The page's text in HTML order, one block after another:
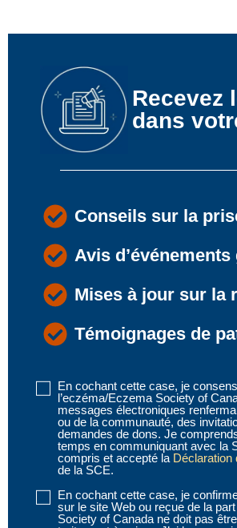
Recevez
dans
Conseils sur la
Avis
Mises à jour sur la
Témoignages de
Disclaimer
(obligatoire)
En cochant cette case, je
l’eczéma/Eczema Society of
messages électroniques
ou de la communauté, des
demandes de dons. Je
temps en communiquant avec la
compris et accepté la Déclaration
de la SCE.
Disclaimer
En cochant cette case, je
sur le site Web ou reçue de la
Society of Canada ne doit pas